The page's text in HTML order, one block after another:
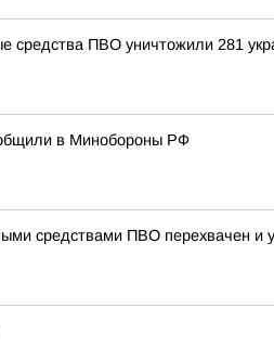
средства ПВО уничтожили 281
в Минобороны РФ
средствами ПВО перехвачен и